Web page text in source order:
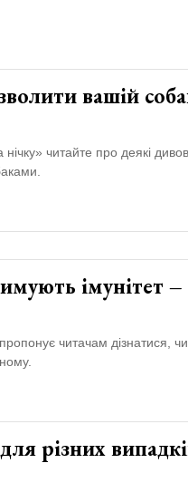
вашій
читайте про деякі
імунітет
читачам дізнатися,
різних